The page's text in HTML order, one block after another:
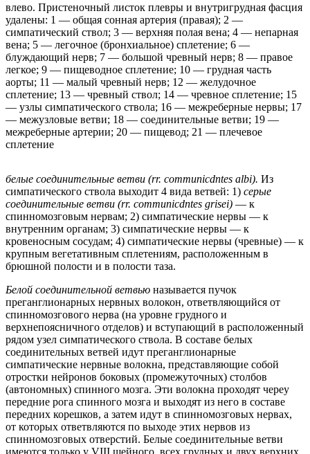
влево. Пристеночный листок плевры и внутригрудная фасция
удалены: 1 — общая сонная артерия (правая); 2 —
симпатический ствол; 3 — верхняя полая вена; 4 — непарная
вена; 5 — легочное (бронхиальное) сплетение; 6 —
блуждающий нерв; 7 — большой чревный нерв; 8 — правое
легкое; 9 — пищеводное сплетение; 10 — грудная часть
аорты; 11 — малый чревный нерв; 12 — желудочное
сплетение; 13 — чревный ствол; 14 — чревное сплетение; 15
— узлы симпатического ствола; 16 — межреберные нервы; 17
— межузловые ветви; 18 — соединительные ветви; 19 —
межреберные артерии; 20 — пищевод; 21 — плечевое
сплетение
белые соединительные ветви (rr. communicdntes albi). Из
симпатического ствола выходит 4 вида ветвей: 1) серые
соединительные ветви (rr. communicdntes grisei) — к
спинномозговым нервам; 2) симпатические нервы — к
внутренним органам; 3) симпатические нервы — к
кровеносным сосудам; 4) симпатические нервы (чревные) — к
крупным вегетативным сплетениям, расположенным в
брюшной полости и в полости таза.
Белой соединительной ветвью называется пучок
преганглионарных нервных волокон, ответвляющийся от
спинномозгового нерва (на уровне грудного и
верхнепоясничного отделов) и вступающий в расположенный
рядом узел симпатического ствола. В составе белых
соединительных ветвей идут преганглионарные
симпатические нервные волокна, представляющие собой
отростки нейронов боковых (промежуточных) столбов
(автономных) спинного мозга. Эти волокна проходят череу
передние рога спинного мозга и выходят из него в составе
передних корешков, а затем идут в спинномозговых нервах,
от которых ответвляются по выходе этих нервов из
спинномозговых отверстий. Белые соединительные ветви
имеются только у VIII шейного, всех грудных и двух верхних